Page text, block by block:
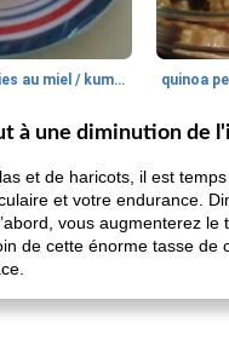
patates douces rôties au miel / kumara quinoa
à une diminution de
et de haricots, il est
et votre endurance.
vous augmenterez
de cette énorme tasse